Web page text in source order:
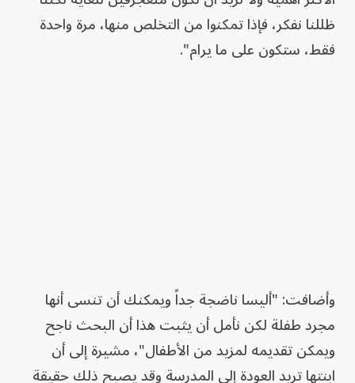
ظللنا نفكر، فإذا تمكنوا من التخلص منها، مرة واحدة
فقط، ستكون على ما يرام".
وأضافت: "أليسا ناضجة جداً ويمكنك أن تنسى أنها
مجرد طفلة لكن نأمل أن يثبت هذا أن البحث ناجح
ويمكن تقديمه لمزيد من الأطفال"، مشيرة إلى أن
ابنتها تريد العودة إلى المدرسة وقد يصبح ذلك حقيقة